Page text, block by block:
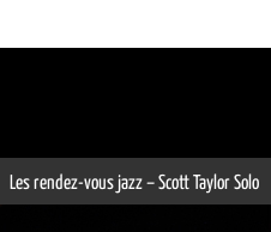
Les rendez-vous jazz – Scott Taylor Solo